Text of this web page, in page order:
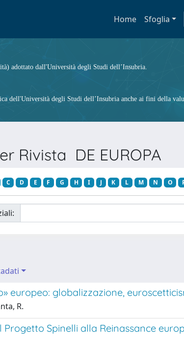
Home Sfoglia
adottato dall'Università degli Studi dell’Insubria.
dell'Università degli Studi dell’Insubria anche ai fini della
Rivista DE EUROPA
C D E F G H I J K L M N O
europeo: globalizzazione,
R.
Spinelli alla Reinassance